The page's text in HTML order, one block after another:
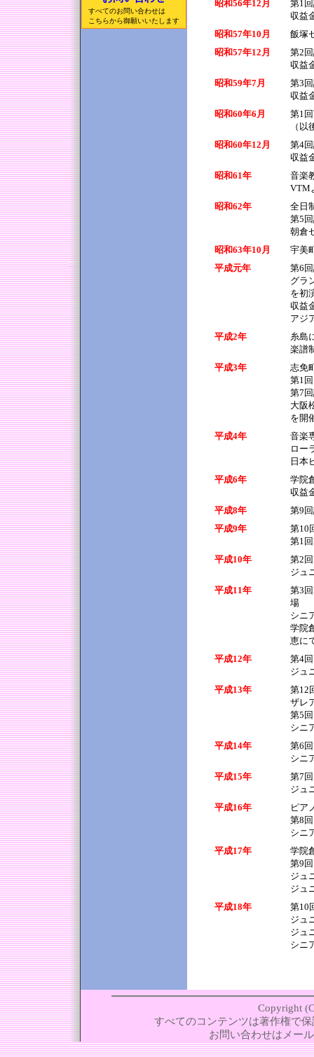
すべてのお問い合わせは
こちらから御願いいたします
昭和56年12月
第1
収益
昭和57年10月
飯塚
昭和57年12月
第2
収益
昭和59年7月
第3
収益
昭和60年6月
第1
（
昭和60年12月
第4
収益
昭和61年
音楽
VTM
昭和62年
全日
第5
朝倉
昭和63年10月
宇美
平成元年
第6
グラ
を初
収益
アジ
平成2年
糸島
楽譜
平成3年
志免
第1
第7
大阪
を開
平成4年
音楽
ロー
日本
平成6年
学院
収益
平成8年
第9
平成9年
第10
第1
平成10年
第2
ジュ
平成11年
第3
場
シニ
学院
恵に
平成12年
第4
ジュ
平成13年
第12
ザレ
第5
シニ
平成14年
第6
シニ
平成15年
第7
ジュ
平成16年
ピア
第8
シニ
平成17年
学院
第9
ジュ
ジュ
平成18年
第10
ジュ
ジュ
シニ
Copyright
すべてのコンテンツは著作権で
お問い合わせはメー